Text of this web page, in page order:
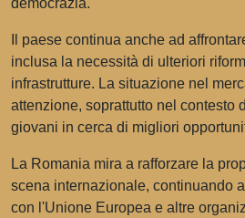
democrazia.
Il paese continua anche ad
inclusa la necessità di ulteriori
infrastrutture. La situazione nel
attenzione, soprattutto nel contesto
giovani in cerca di migliori
La Romania mira a rafforzare la
scena internazionale, continuando
con l'Unione Europea e altre